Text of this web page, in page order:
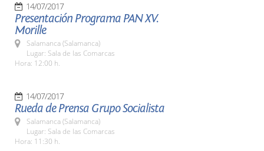
14/07/2017
Presentación Programa PAN XV.
Morille
Salamanca (Salamanca)
Lugar: Sala de las Comarcas
Hora: 12:00 h.
14/07/2017
Rueda de Prensa Grupo Socialista
Salamanca (Salamanca)
Lugar: Sala de las Comarcas
Hora: 11:30 h.